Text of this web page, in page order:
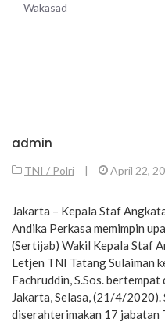
Wakasad
admin
TNI / Polri | April 22,
Jakarta – Kepala Staf
Andika Perkasa memimpin
(Sertijab) Wakil Kepala Staf
Letjen TNI Tatang Sulaiman
Fachruddin, S.Sos.
Jakarta, Selasa, (21/4/2020).
diserahterimakan 17 jabatan